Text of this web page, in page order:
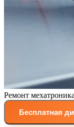
Ремонт
Бесплатная